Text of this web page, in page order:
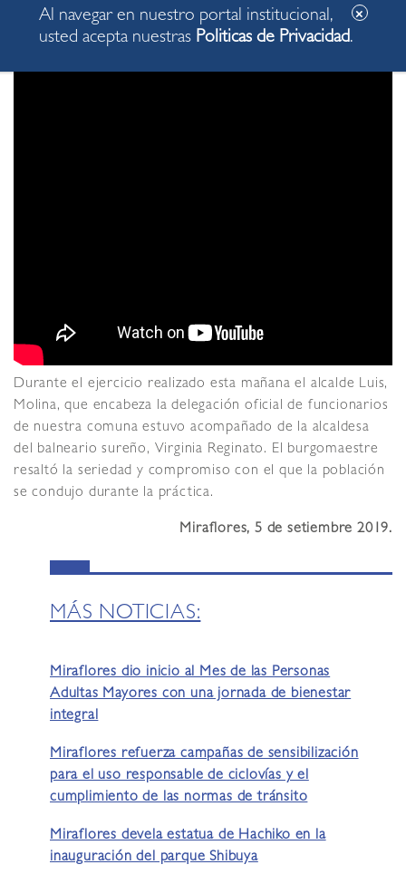
Durante el ejercicio realizado esta mañana el alcalde Luis,
Molina, que encabeza la delegación oficial de funcionarios
de nuestra comuna estuvo acompañado de la alcaldesa
del balneario sureño, Virginia Reginato. El burgomaestre
resaltó la seriedad y compromiso con el que la población
se condujo durante la práctica.
Miraflores, 5 de setiembre 2019.
MÁS NOTICIAS:
Miraflores dio inicio al Mes de las Personas
Adultas Mayores con una jornada de bienestar
integral
Miraflores refuerza campañas de sensibilización
para el uso responsable de ciclovías y el
cumplimiento de las normas de tránsito
Miraflores devela estatua de Hachiko en la
inauguración del parque Shibuya
Al navegar en nuestro portal institucional,
usted acepta nuestras Politicas de Privacidad.